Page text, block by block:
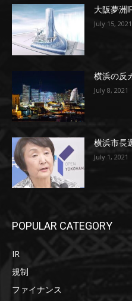
大阪夢洲
July 15, 2021
横浜の反
July 8, 2021
横浜市長
July 1, 2021
POPULAR CATEGORY
IR
規制
ファイナンス